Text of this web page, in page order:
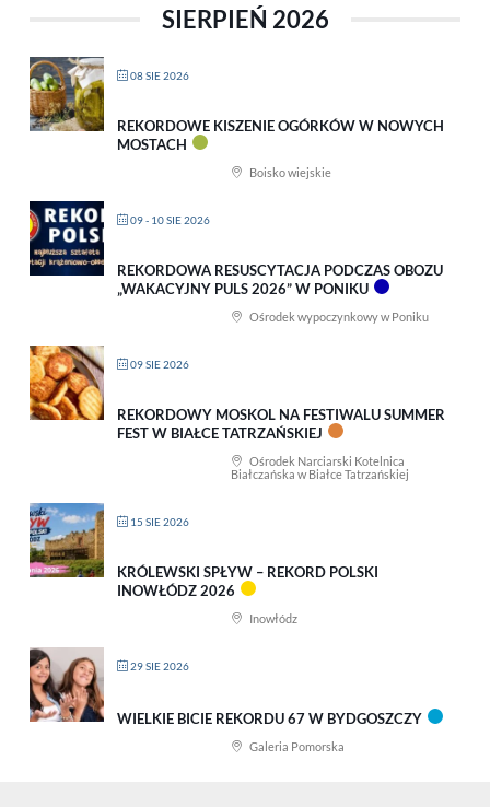
SIERPIEŃ 2026
08 SIE 2026
REKORDOWE KISZENIE OGÓRKÓW W NOWYCH
MOSTACH
Boisko wiejskie
09 - 10 SIE 2026
REKORDOWA RESUSCYTACJA PODCZAS OBOZU
„WAKACYJNY PULS 2026” W PONIKU
Ośrodek wypoczynkowy w Poniku
09 SIE 2026
REKORDOWY MOSKOL NA FESTIWALU SUMMER
FEST W BIAŁCE TATRZAŃSKIEJ
Ośrodek Narciarski Kotelnica
Białczańska w Białce Tatrzańskiej
15 SIE 2026
KRÓLEWSKI SPŁYW – REKORD POLSKI
INOWŁÓDZ 2026
Inowłódz
29 SIE 2026
WIELKIE BICIE REKORDU 67 W BYDGOSZCZY
Galeria Pomorska